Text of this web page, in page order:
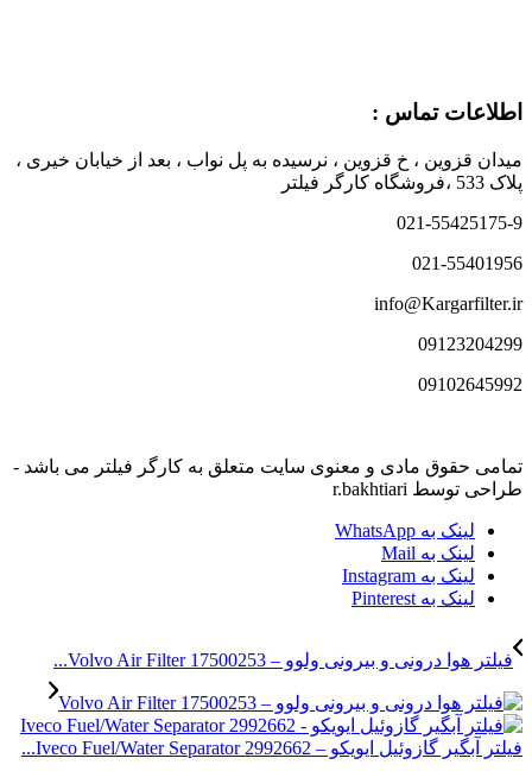
اطلاعات تماس :
میدان قزوین ، خ قزوین ، نرسیده به پل نواب ، بعد از خیابان خیری ،
پلاک 533 ،فروشگاه کارگر فیلتر
021-55425175-9
021-55401956
info@Kargarfilter.ir
09123204299
09102645992
تمامی حقوق مادی و معنوی سایت متعلق به کارگر فیلتر می باشد -
طراحی توسط r.bakhtiari
لینک به WhatsApp
لینک به Mail
لینک به Instagram
لینک به Pinterest
فیلتر هوا درونی و بیرونی ولوو – Volvo Air Filter 17500253...
فیلتر آبگیر گازوئیل ایویکو – Iveco Fuel/Water Separator 2992662...